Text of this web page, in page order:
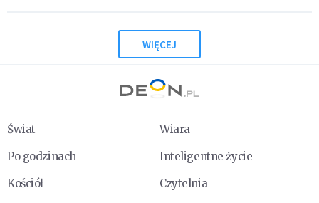
WIĘCEJ
Świat
Wiara
Po godzinach
Inteligentne życie
Kościół
Czytelnia